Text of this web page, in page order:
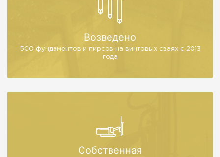
Возведено
500 фундаментов и пирсов на винтовых сваях с 2013
года
Собственная